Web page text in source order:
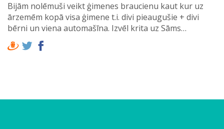
Bijām nolēmuši veikt ģimenes braucienu kaut kur uz
ārzemēm kopā visa ģimene t.i. divi pieaugušie + divi
bērni un viena automašīna. Izvēl krita uz Sāms…